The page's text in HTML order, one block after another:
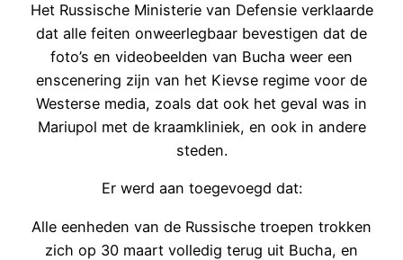
Het Russische Ministerie van Defensie verklaarde
dat alle feiten onweerlegbaar bevestigen dat de
foto’s en videobeelden van Bucha weer een
enscenering zijn van het Kievse regime voor de
Westerse media, zoals dat ook het geval was in
Mariupol met de kraamkliniek, en ook in andere
steden.
Er werd aan toegevoegd dat:
Alle eenheden van de Russische troepen trokken
zich op 30 maart volledig terug uit Bucha, en